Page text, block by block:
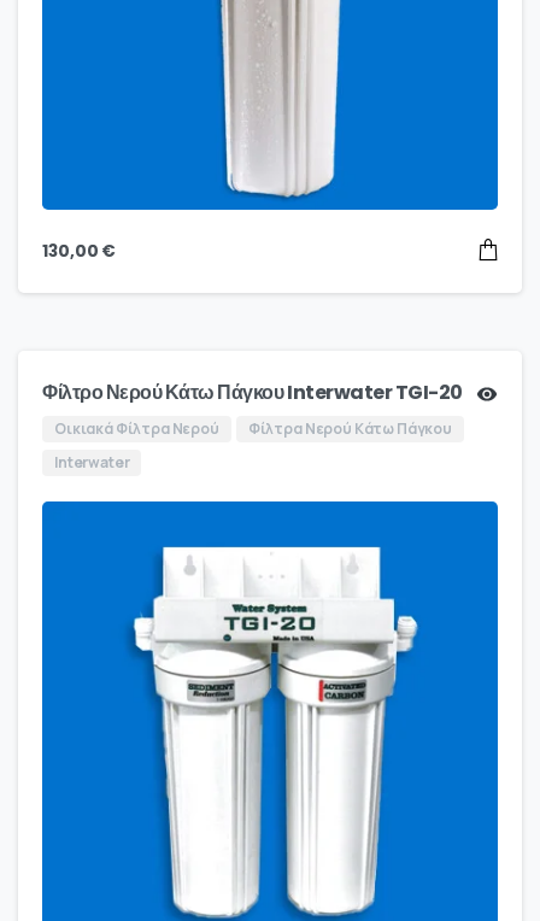
130,00 €
Φίλτρο Νερού Κάτω Πάγκου Interwater TGI-20
Οικιακά Φίλτρα Νερού
Φίλτρα Νερού Κάτω Πάγκου
Interwater